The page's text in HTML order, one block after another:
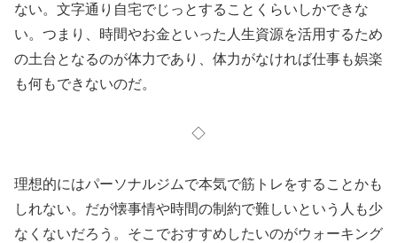
ない。文字通り自宅でじっとすることくらいしかできな
い。つまり、時間やお金といった人生資源を活用するため
の土台となるのが体力であり、体力がなければ仕事も娯楽
も何もできないのだ。
◇
理想的にはパーソナルジムで本気で筋トレをすることかも
しれない。だが懐事情や時間の制約で難しいという人も少
なくないだろう。そこでおすすめしたいのがウォーキング